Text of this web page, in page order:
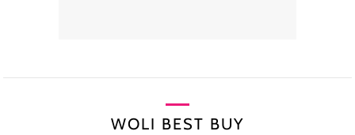
WOLI BEST BUY